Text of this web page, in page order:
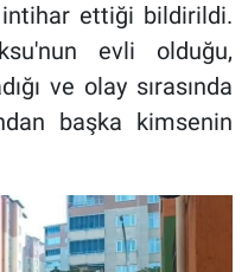
ettiği bildirildi.
evli olduğu,
ve olay sırasında
başka kimsenin